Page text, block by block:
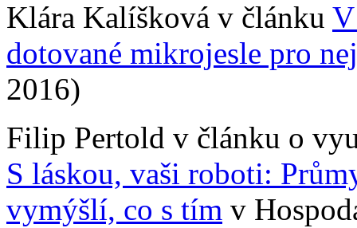
Klára Kalíšková v článku
dotované mikrojesle pro
2016)
Filip Pertold v článku o
S láskou, vaši roboti:
vymýšlí, co s tím v